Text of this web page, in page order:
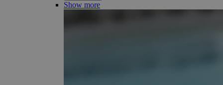
Show more